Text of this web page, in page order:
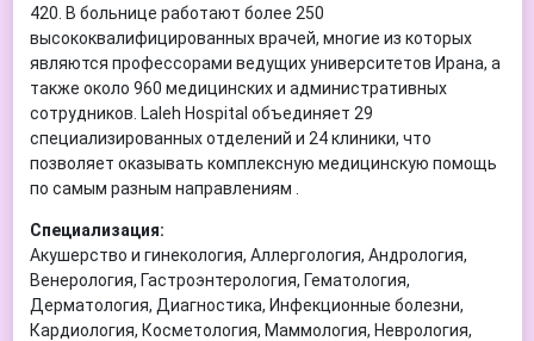
420. В больнице работают более 250
высококвалифицированных врачей, многие из которых
являются профессорами ведущих университетов Ирана, а
также около 960 медицинских и административных
сотрудников. Laleh Hospital объединяет 29
специализированных отделений и 24 клиники, что
позволяет оказывать комплексную медицинскую помощь
по самым разным направлениям .
Специализация:
Акушерство и гинекология, Аллергология, Андрология,
Венерология, Гастроэнтерология, Гематология,
Дерматология, Диагностика, Инфекционные болезни,
Кардиология, Косметология, Маммология, Неврология,